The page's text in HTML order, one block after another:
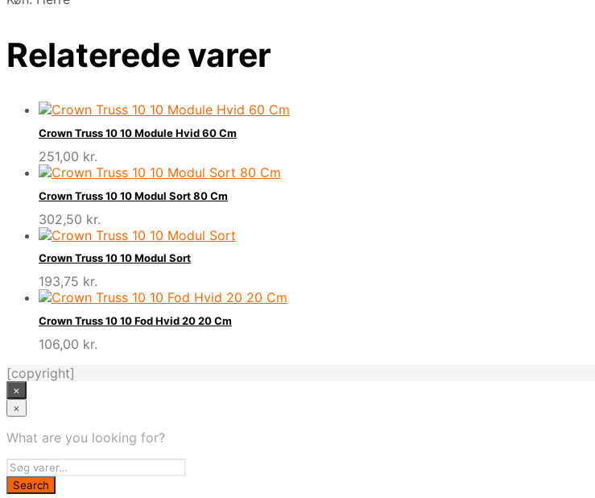
Relaterede varer
Crown Truss 10 10 Module Hvid 60 Cm
251,00 kr.
Crown Truss 10 10 Modul Sort 80 Cm
302,50 kr.
Crown Truss 10 10 Modul Sort
193,75 kr.
Crown Truss 10 10 Fod Hvid 20 20 Cm
106,00 kr.
[copyright]
×
×
What are you looking for?